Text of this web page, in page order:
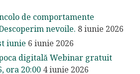
de comportamente
nevoile. 8 iunie 2026
iunie 6 iunie 2026
digitală Webinar gratuit
ora 20:00 4 iunie 2026